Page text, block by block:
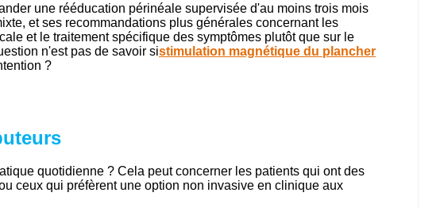
une rééducation périnéale supervisée d'au moins trois mois
et ses recommandations plus générales concernant les
et le traitement spécifique des symptômes plutôt que sur le
n'est pas de savoir sistimulation magnétique du plancher
?
quotidienne ? Cela peut concerner les patients qui ont des
ceux qui préfèrent une option non invasive en clinique aux